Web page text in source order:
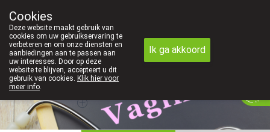
011/34 04 04
Vandaag gesloten
Cookies
Deze website maakt gebruik van
cookies om uw gebruikservaring te
verbeteren en om onze diensten en
aanbiedingen aan te passen aan
uw interesses. Door op deze
website te blijven, accepteert u dit
gebruik van cookies. Klik hier voor
meer info.
Ik ga akkoord